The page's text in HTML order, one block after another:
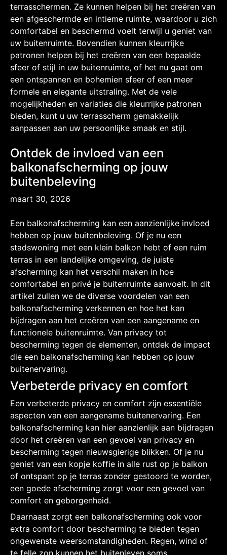
terrasschermen. Ze kunnen helpen bij het creëren van
een afgeschermde en intieme ruimte, waardoor u zich
comfortabel en beschermd voelt terwijl u geniet van
uw buitenruimte. Bovendien kunnen kleurrijke
patronen helpen bij het creëren van een bepaalde
sfeer of stijl in uw buitenruimte, of het nu gaat om
een ontspannen en bohemien sfeer of een meer
formele en elegante uitstraling. Met de vele
mogelijkheden en variaties die kleurrijke patronen
bieden, kunt u uw terrasscherm gemakkelijk
aanpassen aan uw persoonlijke smaak en stijl.
Ontdek de invloed van een
balkonafscherming op jouw
buitenbeleving
maart 30, 2026
Een balkonafscherming kan een aanzienlijke invloed
hebben op jouw buitenbeleving. Of je nu een
stadswoning met een klein balkon hebt of een ruim
terras in een landelijke omgeving, de juiste
afscherming kan het verschil maken in hoe
comfortabel en privé je buitenruimte aanvoelt. In dit
artikel zullen we de diverse voordelen van een
balkonafscherming verkennen en hoe het kan
bijdragen aan het creëren van een aangename en
functionele buitenruimte. Van privacy tot
bescherming tegen de elementen, ontdek de impact
die een balkonafscherming kan hebben op jouw
buitenervaring.
Verbeterde privacy en comfort
Een verbeterde privacy en comfort zijn essentiële
aspecten van een aangename buitenervaring. Een
balkonafscherming kan hier aanzienlijk aan bijdragen
door het creëren van een gevoel van privacy en
bescherming tegen nieuwsgierige blikken. Of je nu
geniet van een kopje koffie in alle rust op je balkon
of ontspant op je terras zonder gestoord te worden,
een goede afscherming zorgt voor een gevoel van
comfort en geborgenheid.
Daarnaast zorgt een balkonafscherming ook voor
extra comfort door bescherming te bieden tegen
ongewenste weersomstandigheden. Regen, wind of
te felle zon kunnen het buitenleven soms